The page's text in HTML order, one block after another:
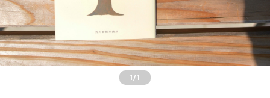
1/1